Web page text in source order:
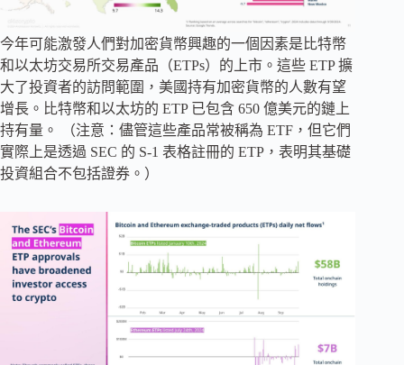
今年可能激發人們對加密貨幣興趣的一個因素是比特幣
和以太坊交易所交易產品（ETPs）的上市。這些 ETP 擴
大了投資者的訪問範圍，美國持有加密貨幣的人數有望
增長。比特幣和以太坊的 ETP 已包含 650 億美元的鏈上
持有量。 （注意：儘管這些產品常被稱為 ETF，但它們
實際上是透過 SEC 的 S-1 表格註冊的 ETP，表明其基礎
投資組合不包括證券。）